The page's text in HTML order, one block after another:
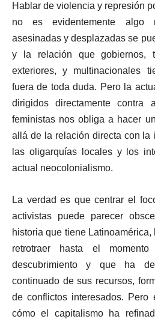
Hablar de violencia y represión
no es evidentemente algo
asesinadas y desplazadas se
y la relación que gobiernos,
exteriores, y multinacionales
fuera de toda duda. Pero la
dirigidos directamente contra
feministas nos obliga a hacer
allá de la relación directa con la
las oligarquías locales y los
actual neocolonialismo.
La verdad es que centrar el
activistas puede parecer
historia que tiene
retrotraer hasta el
descubrimiento y que ha
continuado de sus recursos,
de conflictos interesados. Pero
cómo el capitalismo ha